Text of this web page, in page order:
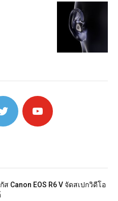
Canon EOS R6 V จัดสเปกวิดีโอ